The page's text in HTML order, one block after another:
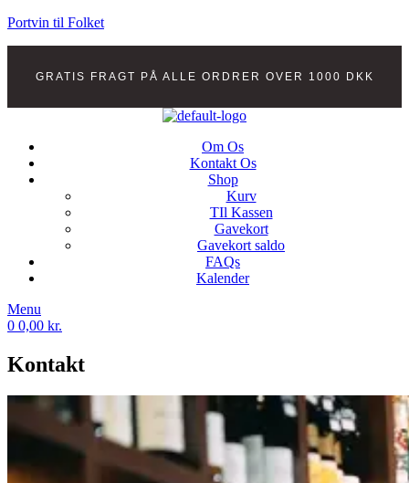
Portvin til Folket
GRATIS FRAGT PÅ ALLE ORDRER OVER 1000 DKK
Om Os
Kontakt Os
Shop
Kurv
TIl Kassen
Gavekort
Gavekort saldo
FAQs
Kalender
Menu
0 0,00 kr.
Kontakt